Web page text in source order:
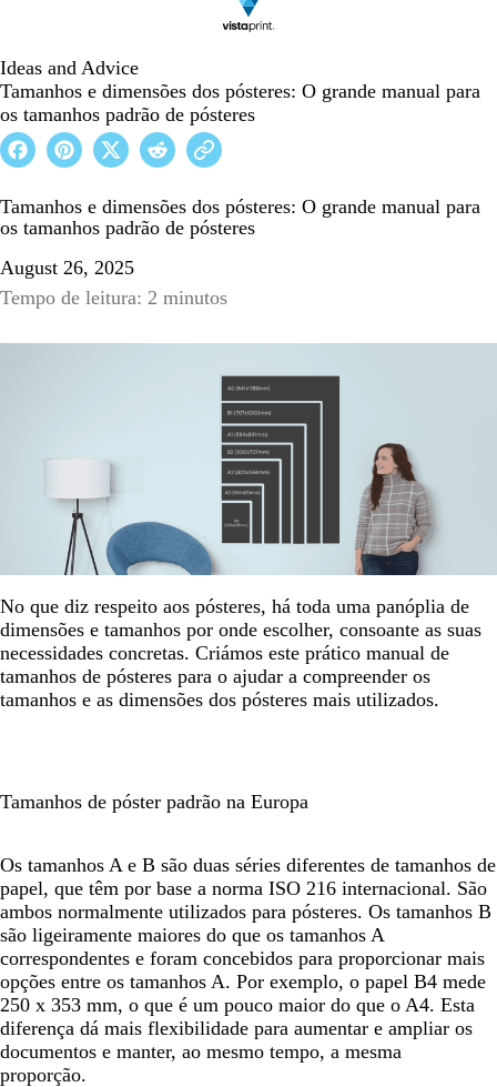
Ideas and Advice
Tamanhos e dimensões dos pósteres: O grande manual para
os tamanhos padrão de pósteres
Tamanhos e dimensões dos pósteres: O grande manual para
os tamanhos padrão de pósteres
August 26, 2025
Tempo de leitura: 2 minutos
No que diz respeito aos pósteres, há toda uma panóplia de
dimensões e tamanhos por onde escolher, consoante as suas
necessidades concretas. Criámos este prático manual de
tamanhos de pósteres para o ajudar a compreender os
tamanhos e as dimensões dos pósteres mais utilizados.
Tamanhos de póster padrão na Europa
Os tamanhos A e B são duas séries diferentes de tamanhos de
papel, que têm por base a norma ISO 216 internacional. São
ambos normalmente utilizados para pósteres. Os tamanhos B
são ligeiramente maiores do que os tamanhos A
correspondentes e foram concebidos para proporcionar mais
opções entre os tamanhos A. Por exemplo, o papel B4 mede
250 x 353 mm, o que é um pouco maior do que o A4. Esta
diferença dá mais flexibilidade para aumentar e ampliar os
documentos e manter, ao mesmo tempo, a mesma
proporção.